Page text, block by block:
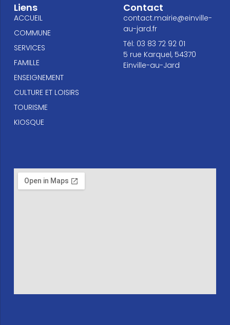
Liens
ACCUEIL
COMMUNE
SERVICES
FAMILLE
ENSEIGNEMENT
CULTURE ET LOISIRS
TOURISME
KIOSQUE
Contact
contact.mairie@einville-
au-jard.fr
Tél: 03 83 72 92 01
5 rue Karquel, 54370
Einville-au-Jard